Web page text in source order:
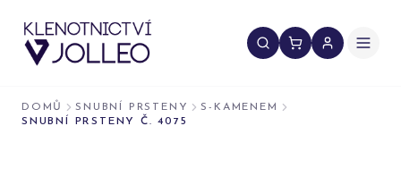
DOMŮ SNUBNÍ PRSTENY
S-KAMENEM
SNUBNÍ PRSTENY Č. 4075